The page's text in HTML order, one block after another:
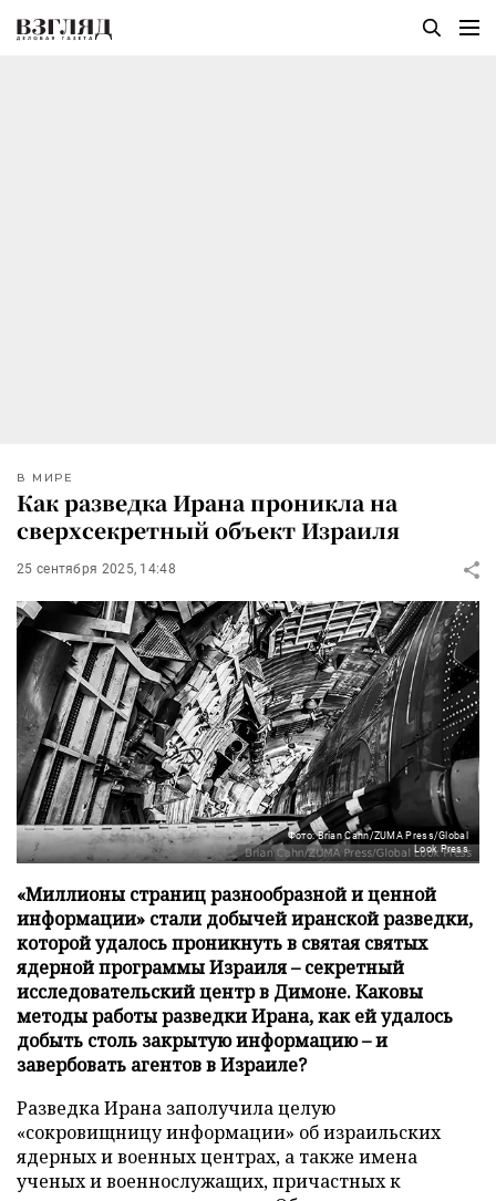
В МИРЕ
Как разведка Ирана проникла на
сверхсекретный объект Израиля
25 сентября 2025, 14:48
Фото: Brian Cahn/ZUMA Press/Global
Look Press
«Миллионы страниц разнообразной и ценной
информации» стали добычей иранской разведки,
которой удалось проникнуть в святая святых
ядерной программы Израиля – секретный
исследовательский центр в Димоне. Каковы
методы работы разведки Ирана, как ей удалось
добыть столь закрытую информацию – и
завербовать агентов в Израиле?
Разведка Ирана заполучила целую
«сокровищницу информации» об израильских
ядерных и военных центрах, а также имена
ученых и военнослужащих, причастных к